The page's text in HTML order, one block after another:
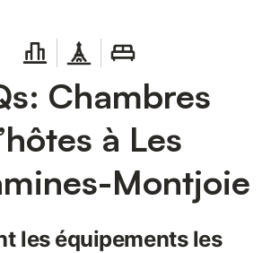
Chambres
à Les
Montjoie
les équipements les